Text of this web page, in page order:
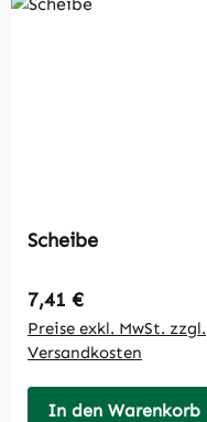
Scheibe
Regulärer Preis:
7,41 €
Preise exkl. MwSt. zzgl.
Versandkosten
In den Warenkorb